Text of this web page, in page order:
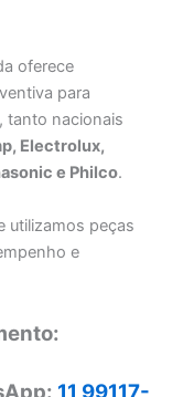
oferece
para
tanto nacionais
Electrolux,
e Philco.
utilizamos peças
e